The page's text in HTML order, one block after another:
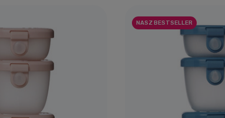
NASZ BESTSELLER